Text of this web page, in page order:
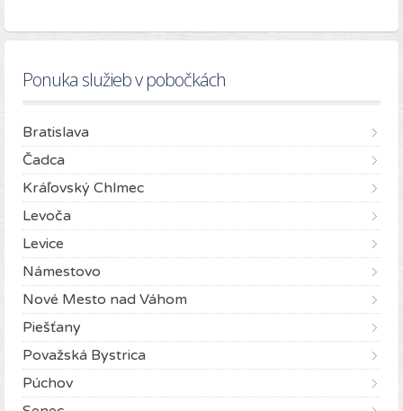
Ponuka služieb v pobočkách
Bratislava
Čadca
Kráľovský Chlmec
Levoča
Levice
Námestovo
Nové Mesto nad Váhom
Piešťany
Považská Bystrica
Púchov